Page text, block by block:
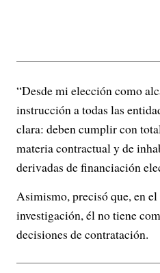
“Desde mi elección como
instrucción a todas las
clara: deben cumplir con
materia contractual y de
derivadas de financiación
Asimismo, precisó que, en
investigación, él no tiene
decisiones de contratación.